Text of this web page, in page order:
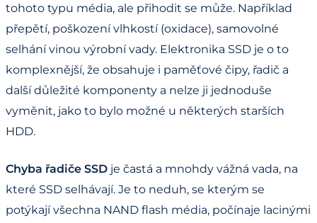
tohoto typu média, ale přihodit se může. Například
přepětí, poškození vlhkostí (oxidace), samovolné
selhání vinou výrobní vady. Elektronika SSD je o to
komplexnější, že obsahuje i paměťové čipy, řadič a
další důležité komponenty a nelze ji jednoduše
vyměnit, jako to bylo možné u některých starších
HDD.
Chyba řadiče SSD je častá a mnohdy vážná vada, na
které SSD selhávají. Je to neduh, se kterým se
potýkají všechna NAND flash média, počínaje lacinými